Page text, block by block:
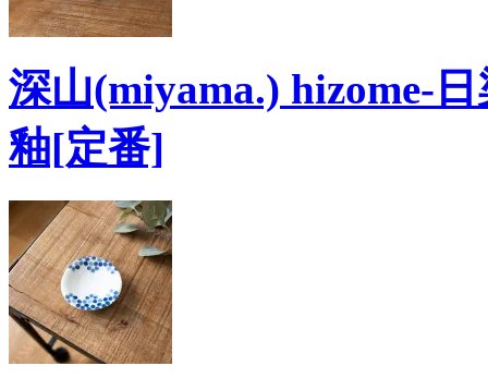
深山(miyama.) hizome-
釉[定番]